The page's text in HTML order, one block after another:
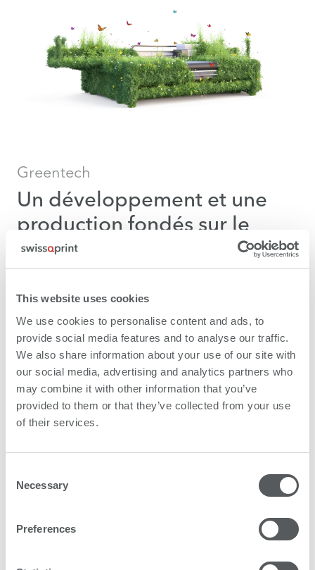
This website uses cookies
We use cookies to personalise content and ads, to
provide social media features and to analyse our traffic.
We also share information about your use of our site with
our social media, advertising and analytics partners who
may combine it with other information that you’ve
provided to them or that they’ve collected from your use
of their services.
Selection
Necessary
Preferences
Greentech
Un développement et une
production fondés sur le
développement durable
Nous privilégions une approche du développement
respectueuse de l’environnement et des technologies
vertes.
Quels bénéfices en retirez-vous ?
Notre direction